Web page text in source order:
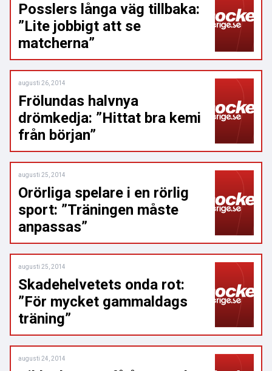
Posslers långa väg tillbaka:
”Lite jobbigt att se
matcherna”
augusti 26, 2014
Frölundas halvnya
drömkedja: ”Hittat bra kemi
från början”
augusti 25, 2014
Orörliga spelare i en rörlig
sport: ”Träningen måste
anpassas”
augusti 25, 2014
Skadehelvetets onda rot:
”För mycket gammaldags
träning”
augusti 24, 2014